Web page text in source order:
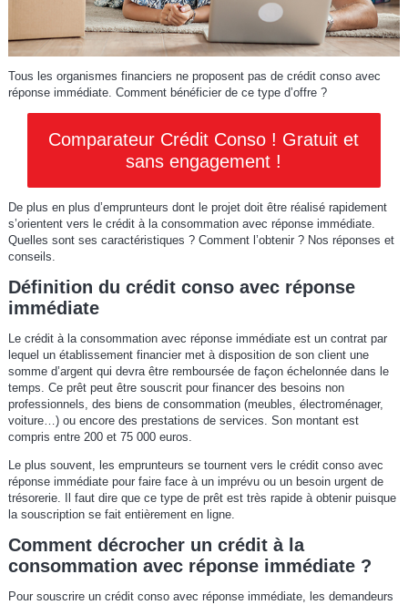
Tous les organismes financiers ne proposent pas de crédit conso avec
réponse immédiate. Comment bénéficier de ce type d’offre ?
Comparateur Crédit Conso ! Gratuit et
sans engagement !
De plus en plus d’emprunteurs dont le projet doit être réalisé rapidement
s’orientent vers le crédit à la consommation avec réponse immédiate.
Quelles sont ses caractéristiques ? Comment l’obtenir ? Nos réponses et
conseils.
Définition du crédit conso avec réponse
immédiate
Le crédit à la consommation avec réponse immédiate est un contrat par
lequel un établissement financier met à disposition de son client une
somme d’argent qui devra être remboursée de façon échelonnée dans le
temps. Ce prêt peut être souscrit pour financer des besoins non
professionnels, des biens de consommation (meubles, électroménager,
voiture…) ou encore des prestations de services. Son montant est
compris entre 200 et 75 000 euros.
Le plus souvent, les emprunteurs se tournent vers le crédit conso avec
réponse immédiate pour faire face à un imprévu ou un besoin urgent de
trésorerie. Il faut dire que ce type de prêt est très rapide à obtenir puisque
la souscription se fait entièrement en ligne.
Comment décrocher un crédit à la
consommation avec réponse immédiate ?
Pour souscrire un crédit conso avec réponse immédiate, les demandeurs